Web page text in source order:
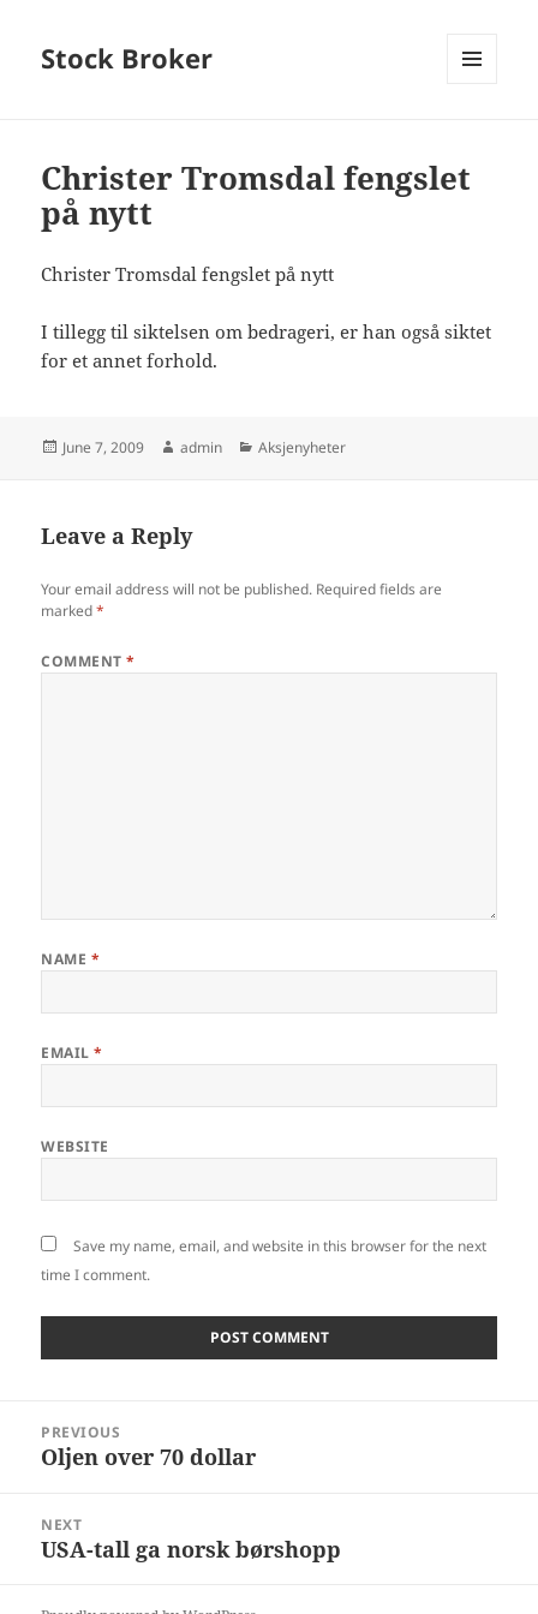
Stock Broker
Christer Tromsdal fengslet
på nytt
Christer Tromsdal fengslet på nytt
I tillegg til siktelsen om bedrageri, er han også siktet
for et annet forhold.
Posted
June 7, 2009 Author
admin Categories
Aksjenyheter
Leave a Reply
Your email address will not be published. Required fields are
marked*
COMMENT*
NAME *
EMAIL*
WEBSITE
Save my name, email, and website in this browser for the next
time I comment.
navigation
PREVIOUS
Previous
Oljen over 70 dollar
NEXT
Next
USA-tall ga norsk børshopp